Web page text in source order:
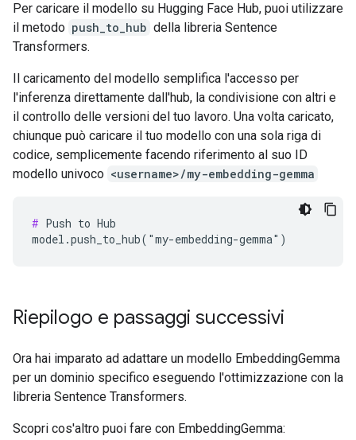
Per caricare il modello su Hugging Face Hub, puoi utilizzare
il metodo push_to_hub della libreria Sentence
Transformers.
Il caricamento del modello semplifica l'accesso per
l'inferenza direttamente dall'hub, la condivisione con altri e
il controllo delle versioni del tuo lavoro. Una volta caricato,
chiunque può caricare il tuo modello con una sola riga di
codice, semplicemente facendo riferimento al suo ID
modello univoco <username>/my-embedding-gemma
# Push to Hub
Riepilogo e passaggi successivi
Ora hai imparato ad adattare un modello EmbeddingGemma
per un dominio specifico eseguendo l'ottimizzazione con la
libreria Sentence Transformers.
Scopri cos'altro puoi fare con EmbeddingGemma: